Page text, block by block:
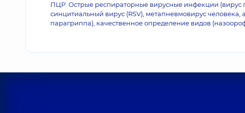
ПЦР. Острые респираторные вирусные инфекции (вирус
синцитиальный вирус (RSV), метапневмовирус человека,
парагриппа), качественное определение видов